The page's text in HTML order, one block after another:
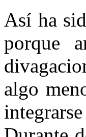
Así ha
porque
algo